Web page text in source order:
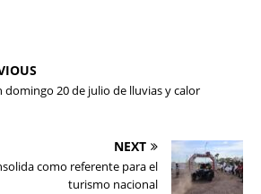
domingo 20 de julio de lluvias y calor
NEXT
como referente para el
turismo nacional